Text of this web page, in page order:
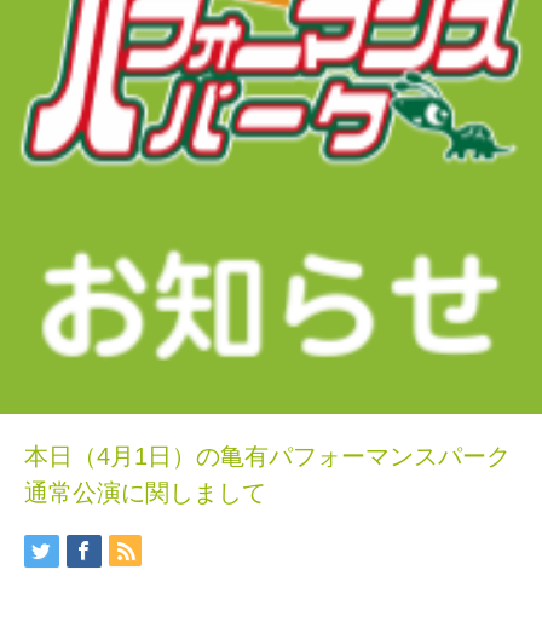
本日（4月1日）の亀有パフォーマンスパーク
通常公演に関しまして